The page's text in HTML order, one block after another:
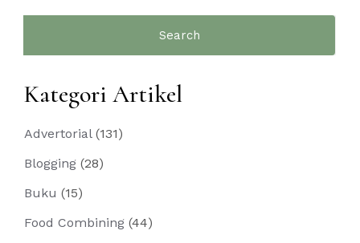
Kategori Artikel
Advertorial (131)
Blogging (28)
Buku (15)
Food Combining (44)